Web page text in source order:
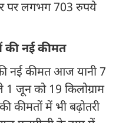
पर लगभग 703 रुपये
की नई कीमत
नई कीमत आज यानी 7
जून को 19 किलोग्राम
कीमतों में भी बढ़ोतरी